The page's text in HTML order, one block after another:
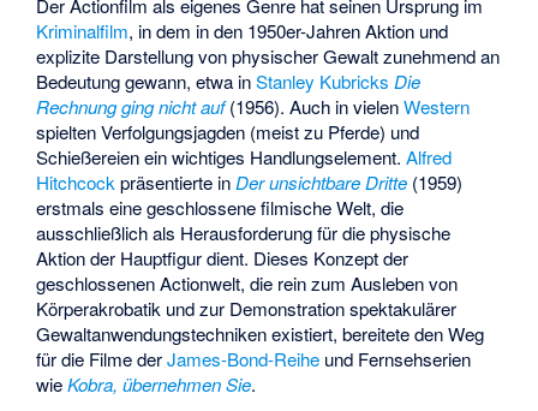
Der Actionfilm als eigenes Genre hat seinen Ursprung im
Kriminalfilm, in dem in den 1950er-Jahren Aktion und
explizite Darstellung von physischer Gewalt zunehmend an
Bedeutung gewann, etwa inStanley Kubricks Die
Rechnung ging nicht auf(1956). Auch in vielenWestern
spielten Verfolgungsjagden (meist zu Pferde) und
Schießereien ein wichtiges Handlungselement.Alfred
Hitchcock präsentierte inDer unsichtbare Dritte (1959)
erstmals eine geschlossene filmische Welt, die
ausschließlich als Herausforderung für die physische
Aktion der Hauptfigur dient. Dieses Konzept der
geschlossenen Actionwelt, die rein zum Ausleben von
Körperakrobatik und zur Demonstration spektakulärer
Gewaltanwendungstechniken existiert, bereitete den Weg
für die Filme derJames-Bond-Reihe und Fernsehserien
wieKobra, übernehmen Sie.